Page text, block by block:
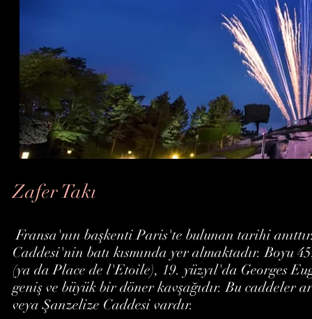
Zafer Takı
Fransa 'nın başkentiParis'te bulunan tarihi
Caddesi'nin batı kısmında yer almaktadır. Boyu
(ya da Place de l'Etoile), 19. yüzyıl'da Georges
geniş ve büyük bir döner kavşağıdır. Bu caddeler
veyaŞanzelize Caddesi vardır.